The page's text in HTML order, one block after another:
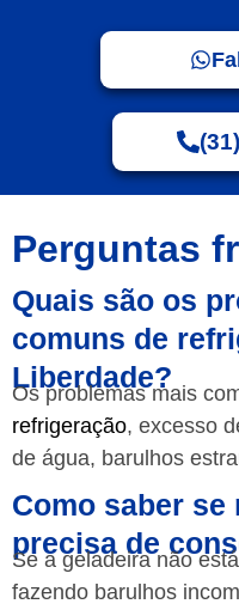
Perguntas
Quais são os
comuns de
Liberdade?
Os problemas mais
refrigeração, excesso
de água, barulhos
Como saber se
precisa de
Se a geladeira não
fazendo barulhos